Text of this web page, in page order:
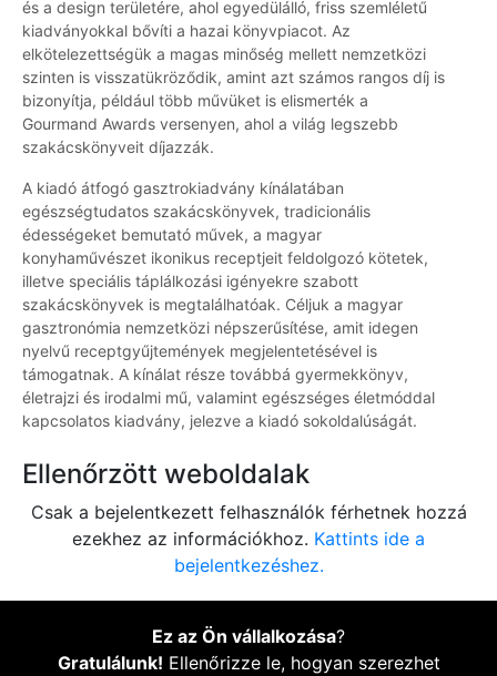
és a design területére, ahol egyedülálló, friss szemléletű
kiadványokkal bővíti a hazai könyvpiacot. Az
elkötelezettségük a magas minőség mellett nemzetközi
szinten is visszatükröződik, amint azt számos rangos díj is
bizonyítja, például több művüket is elismerték a
Gourmand Awards versenyen, ahol a világ legszebb
szakácskönyveit díjazzák.
A kiadó átfogó gasztrokiadvány kínálatában
egészségtudatos szakácskönyvek, tradicionális
édességeket bemutató művek, a magyar
konyhaművészet ikonikus receptjeit feldolgozó kötetek,
illetve speciális táplálkozási igényekre szabott
szakácskönyvek is megtalálhatóak. Céljuk a magyar
gasztronómia nemzetközi népszerűsítése, amit idegen
nyelvű receptgyűjtemények megjelentetésével is
támogatnak. A kínálat része továbbá gyermekkönyv,
életrajzi és irodalmi mű, valamint egészséges életmóddal
kapcsolatos kiadvány, jelezve a kiadó sokoldalúságát.
Ellenőrzött weboldalak
Csak a bejelentkezett felhasználók férhetnek hozzá
ezekhez az információkhoz. Kattints ide a
bejelentkezéshez.
Ez az Ön vállalkozása?
Gratulálunk! Ellenőrizze le, hogyan szerezhet